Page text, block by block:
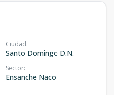
Ciudad:
Santo Domingo D.N.
Sector:
Ensanche Naco